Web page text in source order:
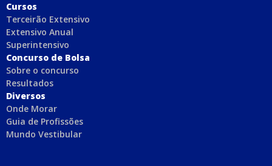
Cursos
Terceirão Extensivo
Extensivo Anual
Superintensivo
Concurso de Bolsa
Sobre o concurso
Resultados
Diversos
Onde Morar
Guia de Profissões
Mundo Vestibular